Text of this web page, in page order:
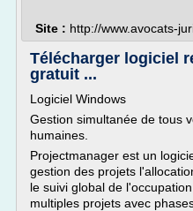
Site : http://www.avocats-
Télécharger logiciel
gratuit ...
Logiciel Windows
Gestion simultanée de tous
humaines.
Projectmanager est un
gestion des projets
le suivi global de
multiples projets avec